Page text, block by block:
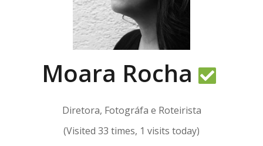
Moara Rocha
Diretora, Fotográfa e Roteirista
(Visited 33 times, 1 visits today)